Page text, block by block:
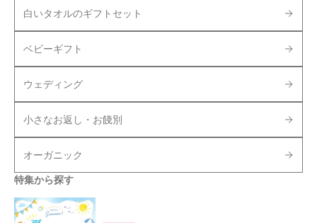
白いタオルのギフトセット
ベビーギフト
ウェディング
小さなお返し・お餞別
オーガニック
特集から探す